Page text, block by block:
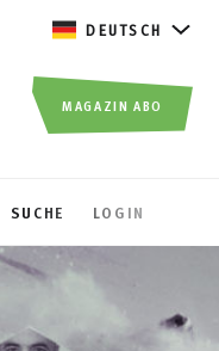
DEUTSCH
SUCHE LOGIN
MAGAZIN ABO